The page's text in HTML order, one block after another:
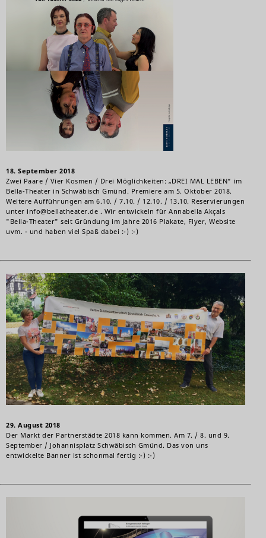
18. September 2018
Zwei Paare / Vier Kosmen / Drei Möglichkeiten: „DREI MAL LEBEN“ im
Bella-Theater in Schwäbisch Gmünd. Premiere am 5. Oktober 2018.
Weitere Aufführungen am 6.10. / 7.10. / 12.10. / 13.10. Reservierungen
unter info@bellatheater.de . Wir entwickeln für Annabella Akçals
"Bella-Theater" seit Gründung im Jahre 2016 Plakate, Flyer, Website
uvm. - und haben viel Spaß dabei :-) :-)
29. August 2018
Der Markt der Partnerstädte 2018 kann kommen. Am 7. / 8. und 9.
September / Johannisplatz Schwäbisch Gmünd. Das von uns
entwickelte Banner ist schonmal fertig :-) :-)